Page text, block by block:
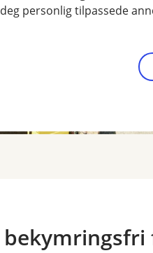
deg personlig tilpassede